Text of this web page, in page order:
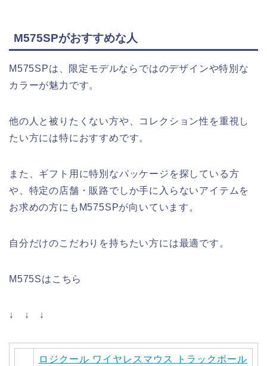
M575SPがおすすめな人
M575SPは、限定モデルならではのデザインや特別な
カラーが魅力です。
他の人と被りたくない方や、コレクション性を重視し
たい方には特におすすめです。
また、ギフト用に特別なパッケージを探している方
や、特定の店舗・販路でしか手に入らないアイテムを
お求めの方にもM575SPが向いています。
自分だけのこだわりを持ちたい方には最適です。
M575Sはこちら
↓ ↓ ↓
ロジクール ワイヤレスマウス トラックボール